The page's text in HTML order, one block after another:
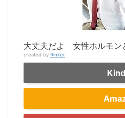
大丈夫だよ 女性ホルモン
created by Rinker